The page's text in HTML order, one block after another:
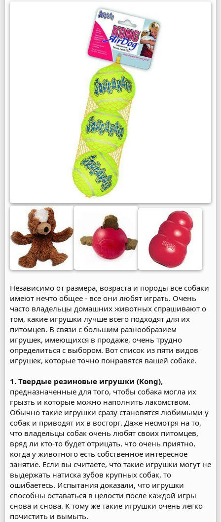
Независимо от размера, возраста и породы все собаки
имеют нечто общее - все они любят играть. Очень
часто владельцы домашних животных спрашивают о
том, какие игрушки лучше всего подходят для их
питомцев. В связи с большим разнообразием
игрушек, имеющихся в продаже, очень трудно
определиться с выбором. Вот список из пяти видов
игрушек, которые точно понравятся вашей собаке.
1. Твердые резиновые игрушки (Kong),
предназначенные для того, чтобы собака могла их
грызть и которые можно наполнить лакомством.
Обычно такие игрушки сразу становятся любимыми у
собак и приводят их в восторг. Даже несмотря на то,
что владельцы собак очень любят своих питомцев,
вряд ли кто-то будет отрицать, что очень приятно,
когда у животного есть собственное интересное
занятие. Если вы считаете, что такие игрушки могут не
выдержать натиска зубов крупных собак, то
ошибаетесь. Испытания доказали, что игрушки
способны оставаться в целости после каждой игры
снова и снова. К тому же такие игрушки очень легко
почистить и вымыть.